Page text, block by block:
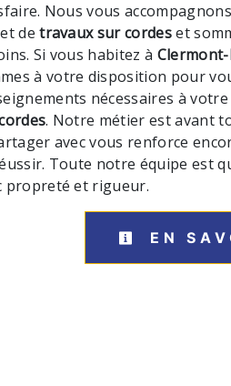
Nous vous
detravaux sur cordeset
Si vous habitez à
à votre disposition pour
nécessaires à
. Notre métier est avant
avec vous renforce
Toute notre équipe est
propreté et rigueur.
EN